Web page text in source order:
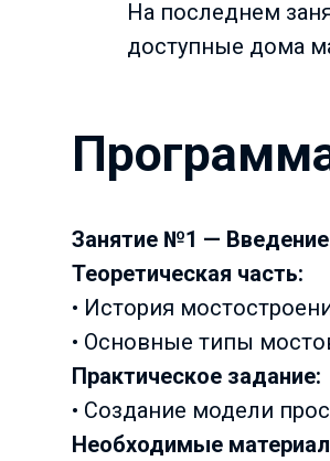
На последнем
доступные дома
Занятие №1 —
Теоретическая часть:
• История
• Основные типы
Практическое задание:
• Создание модели
Необходимые